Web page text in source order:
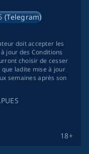
(Telegram)
18+
doit accepter les
jour des Conditions
choisir de cesser
ladite mise à jour
semaines après son